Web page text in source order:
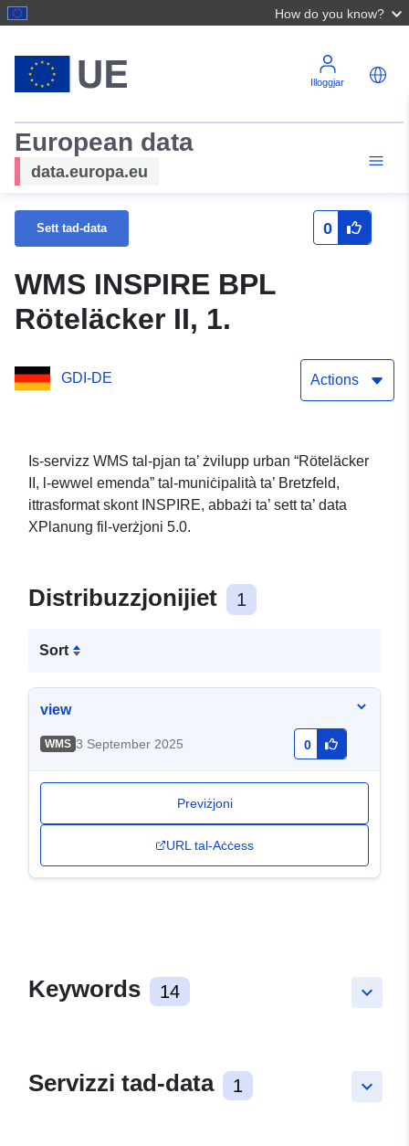
How do you know?
Illoggjar
European data
data.europa.eu
Sett tad-data 0
WMS INSPIRE BPL
Röteläcker II, 1.
GDI-DE Actions
Is-servizz WMS tal-pjan ta’ żvilupp urban “Röteläcker
II, l-ewwel emenda” tal-muniċipalità ta’ Bretzfeld,
ittrasformat skont INSPIRE, abbażi ta’ sett ta’ data
XPlanung fil-verżjoni 5.0.
Distribuzzjonijiet 1
Sort
view
WMS 3 September 2025 0
Previżjoni
URL tal-Aċċess
keyboard_arrow_down
Keywords 14
keyboard_arrow_down
Servizzi tad-data 1